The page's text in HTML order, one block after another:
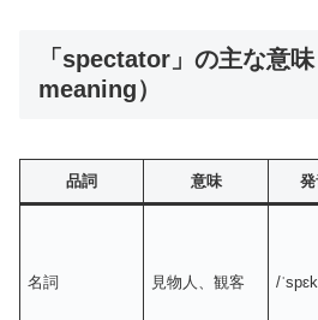
「spectator」の主な意
meaning）
品詞 意味
名詞 見物人、観客 /